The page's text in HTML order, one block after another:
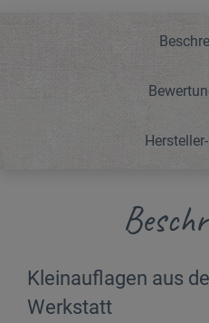
Kleinauflagen aus
Werkstatt